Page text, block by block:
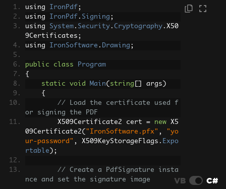
using IronPdf ;
using
IronPdf . Signing ;
using System . Security . Cryptography . X50
9Certificates ;
using
IronSoftware . Drawing ;
public class
Program
{
static
void Main( string args )
{
// Load the certificate used f
or signing the PDF
        X509Certificate2 cert
= new X5
09Certificate2( "IronSoftware.pfx" ,
"yo
ur-password" , X509KeyStorageFlags . Expo
rtable );
// Create a PdfSignature insta
nce and set the signature image
VB C#